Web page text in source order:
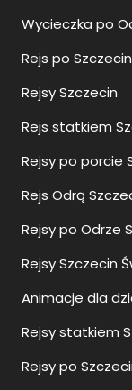
Wycieczka po
Rejs po
Rejsy Szczecin
Rejs statkiem
Rejsy po porcie
Rejs Odrą
Rejsy po Odrze
Rejsy Szczecin
Animacje dla
Rejsy statkiem
Rejsy po